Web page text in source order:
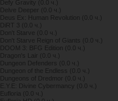
Defy Gravity (0.0 ч.)
Delve Deeper (0.0 ч.)
Deus Ex: Human Revolution (0.0 ч.)
DiRT 3 (0.0 ч.)
Don't Starve (0.0 ч.)
Don't Starve Reign of Giants (0.0 ч.)
DOOM 3: BFG Edition (0.0 ч.)
Dragon's Lair (0.0 ч.)
Dungeon Defenders (0.0 ч.)
Dungeon of the Endless (0.0 ч.)
Dungeons of Dredmor (0.0 ч.)
E.Y.E: Divine Cybermancy (0.0 ч.)
Eufloria (0.0 ч.)